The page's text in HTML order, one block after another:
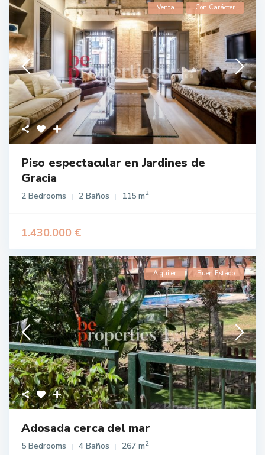
Venta Con Carácter
Piso espectacular en Jardines de
Gracia
2 Bedrooms 2 Baños 115 m2
1.430.000 €
Alquiler Buen Estado
Adosada cerca del mar
5 Bedrooms 4 Baños 267 m2